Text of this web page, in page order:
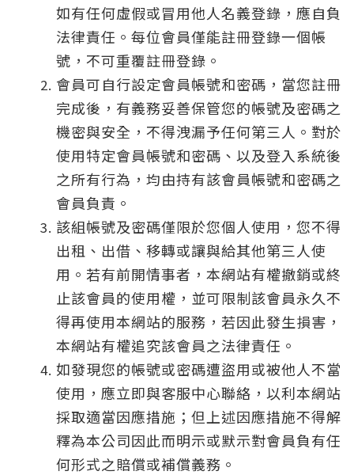
如有任何虛假或冒用他人名義登錄，應自負
法律責任。每位會員僅能註冊登錄一個帳
號，不可重覆註冊登錄。
會員可自行設定會員帳號和密碼，當您註冊
完成後，有義務妥善保管您的帳號及密碼之
機密與安全，不得洩漏予任何第三人。對於
使用特定會員帳號和密碼、以及登入系統後
之所有行為，均由持有該會員帳號和密碼之
會員負責。
該組帳號及密碼僅限於您個人使用，您不得
出租、出借、移轉或讓與給其他第三人使
用。若有前開情事者，本網站有權撤銷或終
止該會員的使用權，並可限制該會員永久不
得再使用本網站的服務，若因此發生損害，
本網站有權追究該會員之法律責任。
如發現您的帳號或密碼遭盜用或被他人不當
使用，應立即與客服中心聯絡，以利本網站
採取適當因應措施；但上述因應措施不得解
釋為本公司因此而明示或默示對會員負有任
何形式之賠償或補償義務。